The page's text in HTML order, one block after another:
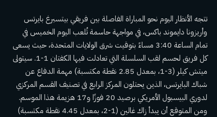
تتجه الأنظار اليوم نحو المباراة الفاصلة بين فريقي بيتسبرغ بايرتس
وأريزونا دايموند باكس، في مواجهة حاسمة تُلعب اليوم الخميس في
تمام الساعة 3:40 مساءً بتوقيت شرق الولايات المتحدة، حيث يسعى
كل فريق لحسم لقب السلسلة التي تعادلت فيها الكفتان 1-1. سيتولى
ميتش كيلر (3-1، بمعدل 2.85 نقطة مكتسبة) مهمة الدفاع عن
شباك البايرتس، الذين يحتلون المركز الرابع في تصنيف القسم المركزي
لدوري البيسبول الأمريكي برصيد 20 فوزًا و17 هزيمة هذا الموسم.
ومن المتوقع أن يبدأ زاك غالين (1-2، بمعدل 4.45 نقطة مكتسبة)